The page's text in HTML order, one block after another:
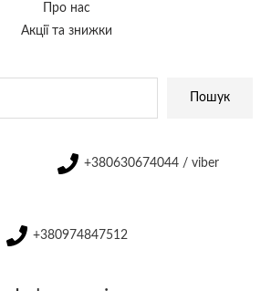
Про нас
Акції та знижки
Пошук
+380630674044 / viber
+380974847512